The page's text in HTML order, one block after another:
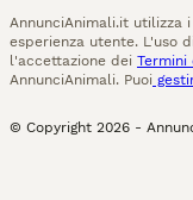
AnnunciAnimali.it utilizza
esperienza utente. L'uso
l'accettazione dei Termini
AnnunciAnimali. Puoi
© Copyright 2026 -